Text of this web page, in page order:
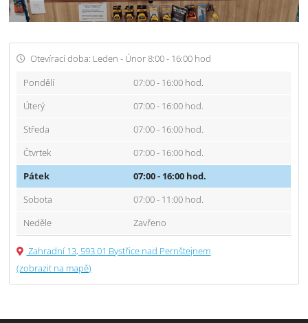
Otevírací doba: Leden - Únor 8:00 - 16:00 hod
Pondělí
07:00 - 16:00 hod.
Úterý
07:00 - 16:00 hod.
Středa
07:00 - 16:00 hod.
Čtvrtek
07:00 - 16:00 hod.
Pátek
07:00 - 16:00 hod.
Sobota
07:00 - 11:00 hod.
Neděle
Zavřeno
Zahradní 13, 593 01 Bystřice nad Pernštejnem
(zobrazit na mapě)